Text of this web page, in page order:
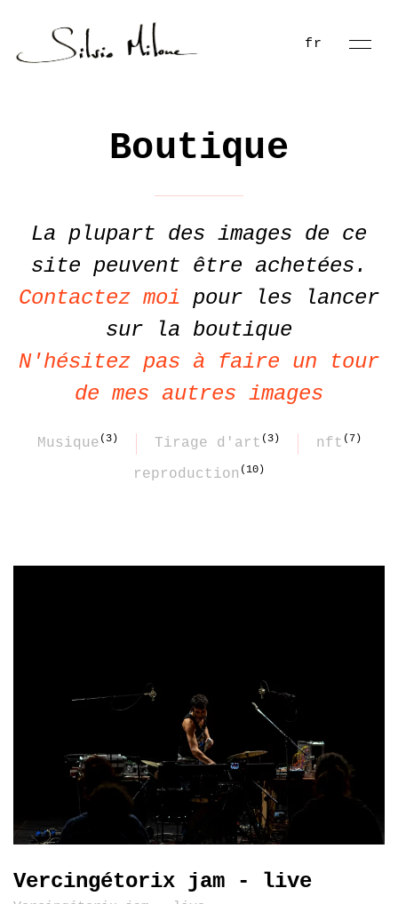
fr
Boutique
La plupart des images de ce
site peuvent être achetées.
Contactez moi pour les lancer
sur la boutique
N'hésitez pas à faire un tour
de mes autres images
Musique (3) Tirage d'art (3) nft (7)
reproduction (10)
Vercingétorix jam - live